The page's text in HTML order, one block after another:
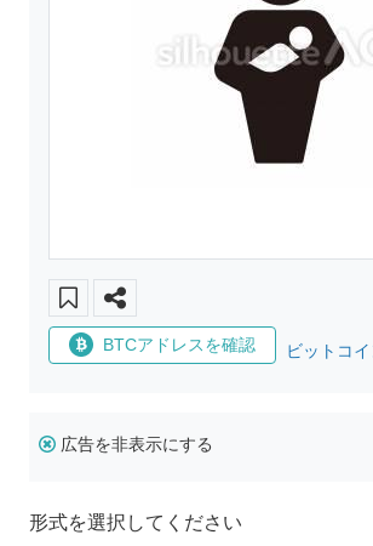
BTCアドレスを確認 ビットコ
広告を非表示にする
形式を選択してください